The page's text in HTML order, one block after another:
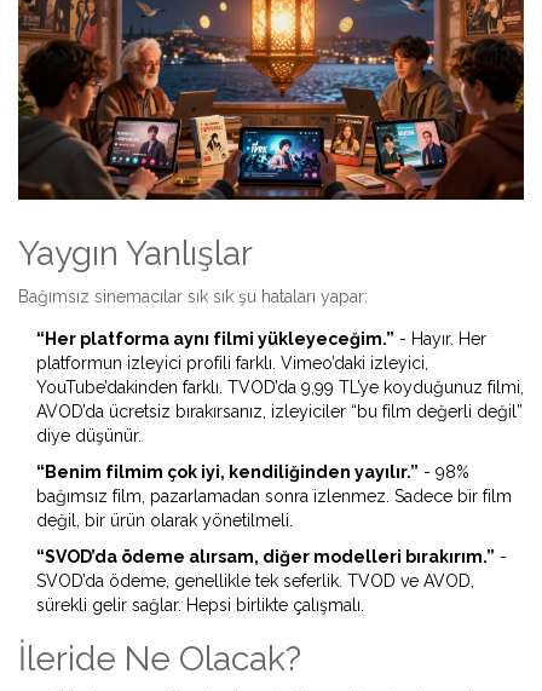
Yaygın Yanlışlar
Bağımsız sinemacılar sık sık şu hataları yapar:
“Her platforma aynı filmi yükleyeceğim.” - Hayır. Her
platformun izleyici profili farklı. Vimeo’daki izleyici,
YouTube’dakinden farklı. TVOD’da 9,99 TL’ye koyduğunuz filmi,
AVOD’da ücretsiz bırakırsanız, izleyiciler “bu film değerli değil”
diye düşünür.
“Benim filmim çok iyi, kendiliğinden yayılır.” - 98%
bağımsız film, pazarlamadan sonra izlenmez. Sadece bir film
değil, bir ürün olarak yönetilmeli.
“SVOD’da ödeme alırsam, diğer modelleri bırakırım.” -
SVOD’da ödeme, genellikle tek seferlik. TVOD ve AVOD,
sürekli gelir sağlar. Hepsi birlikte çalışmalı.
İleride Ne Olacak?